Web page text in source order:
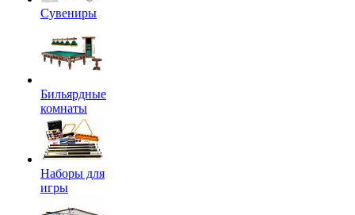
Сувениры
Бильярдные
комнаты
Наборы для
игры